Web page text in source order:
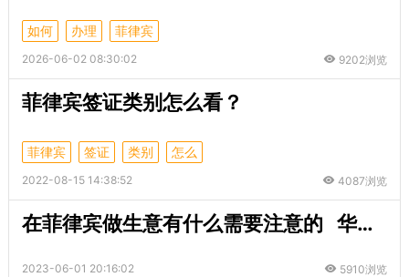
如何 办理 菲律宾
2026-06-02 08:30:02 9202浏览
菲律宾签证类别怎么看？
菲律宾 签证 类别 怎么
2022-08-15 14:38:52 4087浏览
在菲律宾做生意有什么需要注意的 华商为您讲解
2023-06-01 20:16:02 5910浏览